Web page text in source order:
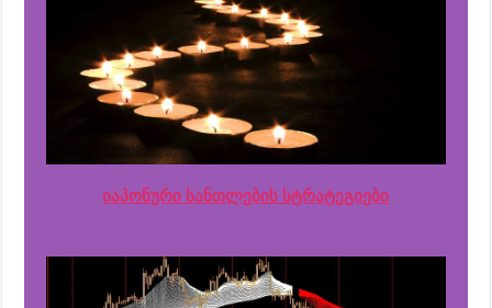
იაპონური სანთლების სტრატეგიები